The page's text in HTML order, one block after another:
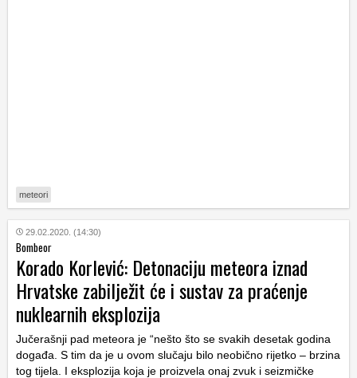
meteori
29.02.2020. (14:30)
Bombeor
Korado Korlević: Detonaciju meteora iznad
Hrvatske zabilježit će i sustav za praćenje
nuklearnih eksplozija
Jučerašnji pad meteora je “nešto što se svakih desetak godina
događa. S tim da je u ovom slučaju bilo neobično rijetko – brzina
tog tijela. I eksplozija koja je proizvela onaj zvuk i seizmičke